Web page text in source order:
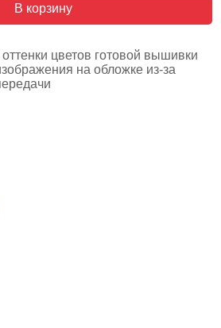
В корзину
цветов готовой вышивки
на обложке из-за